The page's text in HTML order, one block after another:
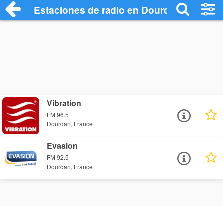
Estaciones de radio en Dourdan -
Vibration
FM 96.5
Dourdan, France
Evasion
FM 92.5
Dourdan, France